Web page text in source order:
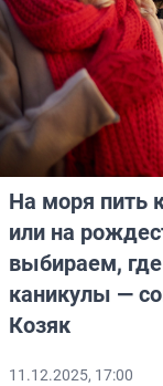
На моря пить
или на
выбираем,
каникулы —
Козяк
11.12.2025, 17:00